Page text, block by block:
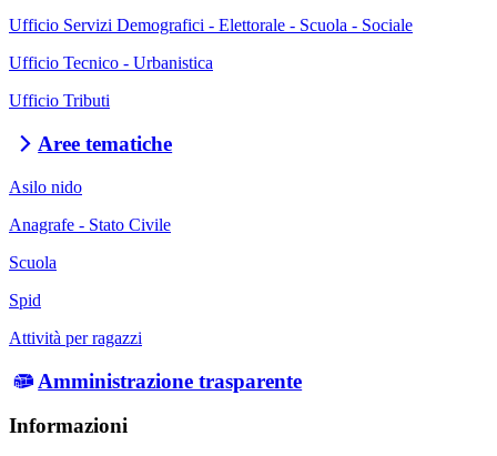
Ufficio Servizi Demografici - Elettorale - Scuola - Sociale
Ufficio Tecnico - Urbanistica
Ufficio Tributi
Aree tematiche
Asilo nido
Anagrafe - Stato Civile
Scuola
Spid
Attività per ragazzi
Amministrazione trasparente
Informazioni